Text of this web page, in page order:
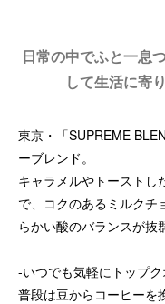
日常の中でふと一息
して生活に寄
東京・「SUPREME
ーブレンド。
キャラメルやトーストし
で、コクのあるミルクチ
らかい酸のバランスが抜
-いつでも気軽にトップ
普段は豆からコーヒーを